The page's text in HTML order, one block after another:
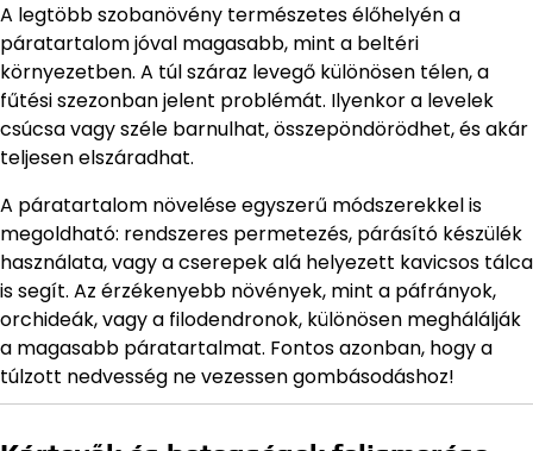
A legtöbb szobanövény természetes élőhelyén a
páratartalom jóval magasabb, mint a beltéri
környezetben. A túl száraz levegő különösen télen, a
fűtési szezonban jelent problémát. Ilyenkor a levelek
csúcsa vagy széle barnulhat, összepöndörödhet, és akár
teljesen elszáradhat.
A páratartalom növelése egyszerű módszerekkel is
megoldható: rendszeres permetezés, párásító készülék
használata, vagy a cserepek alá helyezett kavicsos tálca
is segít. Az érzékenyebb növények, mint a páfrányok,
orchideák, vagy a filodendronok, különösen meghálálják
a magasabb páratartalmat. Fontos azonban, hogy a
túlzott nedvesség ne vezessen gombásodáshoz!